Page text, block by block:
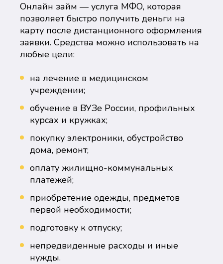
Онлайн займ — услуга МФО, которая
позволяет быстро получить деньги на
карту после дистанционного оформления
заявки. Средства можно использовать на
любые цели:
на лечение в медицинском
учреждении;
обучение в ВУЗе России, профильных
курсах и кружках;
покупку электроники, обустройство
дома, ремонт;
оплату жилищно-коммунальных
платежей;
приобретение одежды, предметов
первой необходимости;
подготовку к отпуску;
непредвиденные расходы и иные
нужды.